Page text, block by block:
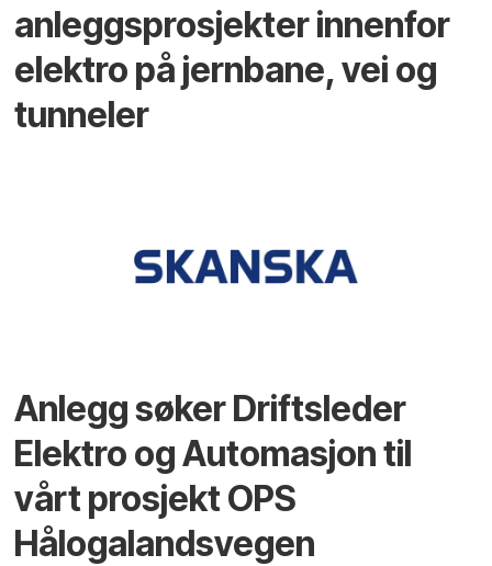
anleggsprosjekter innenfor
elektro på jernbane, vei og
tunneler
Anlegg søker Driftsleder
Elektro og Automasjon til
vårt prosjekt OPS
Hålogalandsvegen